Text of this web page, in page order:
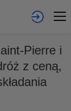
Pierre i
z ceną,